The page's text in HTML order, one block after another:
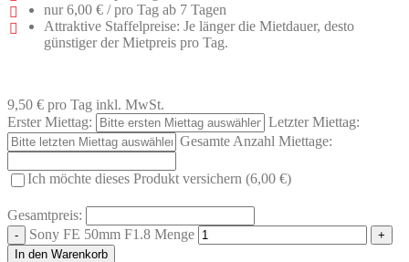
nur6,00 € / pro Tag ab 7 Tagen
Attraktive Staffelpreise: Je länger die Mietdauer, desto
günstiger der Mietpreis pro Tag.
9,50 € pro Tag inkl. MwSt.
Erster Miettag:
Letzter Miettag:
Gesamte Anzahl Miettage:
Ich möchte dieses Produkt versichern (6,00 €)
Gesamtpreis:
Sony FE 50mm F1.8 Menge
In den Warenkorb